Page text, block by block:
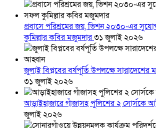
প্রবাসে পরিশ্রমের জয়, ভিশন ২০৩০-এর
কুমিল্লার কবির মজুমদার৩১ জুলাই ২০২৬
জুলাই বিপ্লবের বর্ষপূর্তি উপলক্ষে
৩১ জুলাই ২০২৬
আড়াইহাজারে গাঁজাসহ পুলিশের ২ সোর্সকে
জুলাই ২০২৬